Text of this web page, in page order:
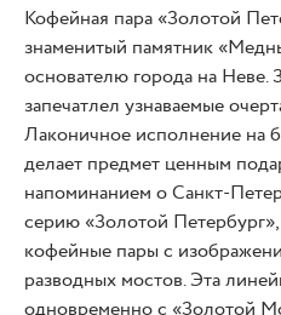
Кофейная пара «Золотой
знаменитый памятник
основателю города на Неве.
запечатлел узнаваемые
Лаконичное исполнение на
делает предмет ценным
напоминанием о Санкт-
серию «Золотой
кофейные пары с
разводных мостов. Эта